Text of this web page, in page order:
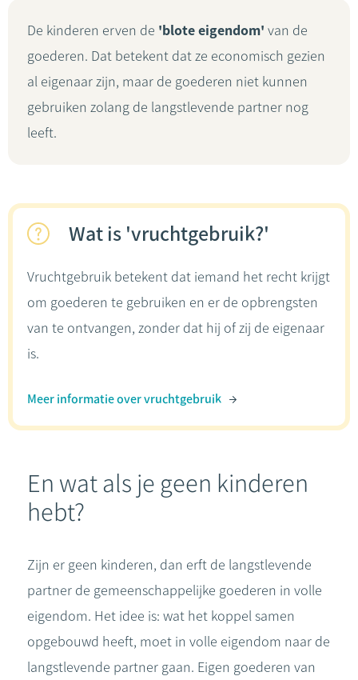
De kinderen erven de 'blote eigendom' van de
goederen. Dat betekent dat ze economisch gezien
al eigenaar zijn, maar de goederen niet kunnen
gebruiken zolang de langstlevende partner nog
leeft.
Wat is 'vruchtgebruik?'
Vruchtgebruik betekent dat iemand het recht krijgt
om goederen te gebruiken en er de opbrengsten
van te ontvangen, zonder dat hij of zij de eigenaar
is.
Meer informatie over vruchtgebruik
En wat als je geen kinderen
hebt?
Zijn er geen kinderen, dan erft de langstlevende
partner de gemeenschappelijke goederen in volle
eigendom. Het idee is: wat het koppel samen
opgebouwd heeft, moet in volle eigendom naar de
langstlevende partner gaan. Eigen goederen van